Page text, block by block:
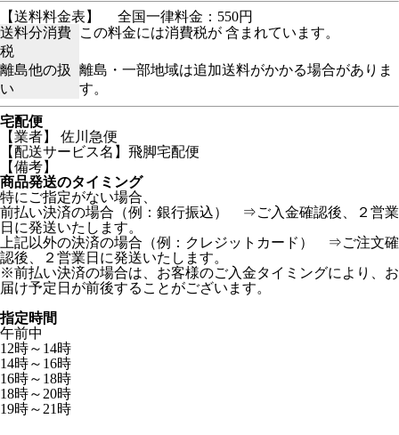
【送料料金表】
全国一律料金：550円
送料分消費
税
この料金には消費税が 含まれています。
離島他の扱
い
離島・一部地域は追加送料がかかる場合がありま
す。
宅配便
【業者】 佐川急便
【配送サービス名】飛脚宅配便
【備考】
商品発送のタイミング
特にご指定がない場合、
前払い決済の場合（例：銀行振込） ⇒ご入金確認後、２営業
日に発送いたします。
上記以外の決済の場合（例：クレジットカード） ⇒ご注文確
認後、２営業日に発送いたします。
※前払い決済の場合は、お客様のご入金タイミングにより、お
届け予定日が前後することがございます。
指定時間
午前中
12時～14時
14時～16時
16時～18時
18時～20時
19時～21時